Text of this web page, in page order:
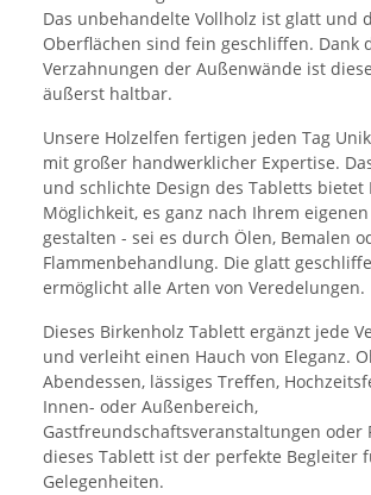
Das unbehandelte Vollholz ist glatt und
Oberflächen sind fein geschliffen. Dank
Verzahnungen der Außenwände ist
äußerst haltbar.
Unsere Holzelfen fertigen jeden Tag
mit großer handwerklicher Expertise.
und schlichte Design des Tabletts bietet
Möglichkeit, es ganz nach Ihrem
gestalten - sei es durch Ölen, Bemalen
Flammenbehandlung. Die glatt
ermöglicht alle Arten von Veredelungen.
Dieses Birkenholz Tablett ergänzt jede
und verleiht einen Hauch von Eleganz.
Abendessen, lässiges Treffen,
Innen- oder Außenbereich,
Gastfreundschaftsveranstaltungen oder
dieses Tablett ist der perfekte Begleiter
Gelegenheiten.